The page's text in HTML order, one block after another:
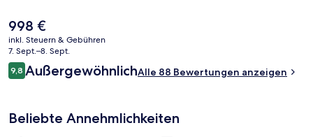
Der
aktuelle
Preis
beträgt
998 €.
998 €
inkl. Steuern & Gebühren
7. Sept.–8. Sept.
Bewertungen
9,89,8 von 10.
AußergewöhnlichAlle 88 Bewertungen anzeigen
Beliebte Annehmlichkeiten